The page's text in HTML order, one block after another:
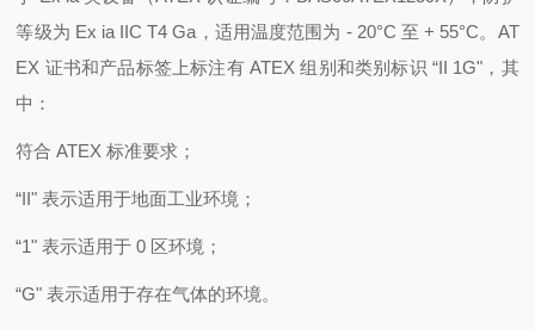
等级为 Ex ia IIC T4 Ga，适用温度范围为 - 20°C 至 + 55°C。AT
EX 证书和产品标签上标注有 ATEX 组别和类别标识 “II 1G"，其
中：
符合 ATEX 标准要求；
“II" 表示适用于地面工业环境；
“1" 表示适用于 0 区环境；
“G" 表示适用于存在气体的环境。